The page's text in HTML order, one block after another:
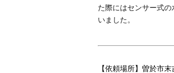
た際にはセンサー式
いました。
【依頼場所】曽於市末